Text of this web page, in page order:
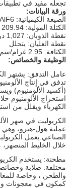
تجعله مفيد في
ورقة البيانات:
الصيغة الكيميائية: Na3AlF6
الكتلة المولية: 209.94 غرام/مول
نقطة الذوبان: 1,027 درجة مئوية (1,881 درجة فهرنهايت)
نقطة الغليان: يتحلل
الكثافة: 2.95 غرام/سم3
الوظيفة والخصائص:
عامل التدفق: يشتهر
تدفق في إنتاج
(أكسيد الألومنيوم)
استخراج الألومنيوم
الكهرباء ويقلل من
الكريوليت في صهر
عملية هول-هيرو، وهي
الصناعي.يعمل
خلال الخليط المنصهر،
مطحنة: يستخدم
مختلفة. صلابة
والطحن ، وخاصة
كمكون في معجونات